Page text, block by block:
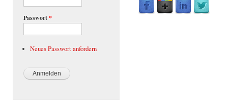
Passwort*
Neues Passwort anfordern